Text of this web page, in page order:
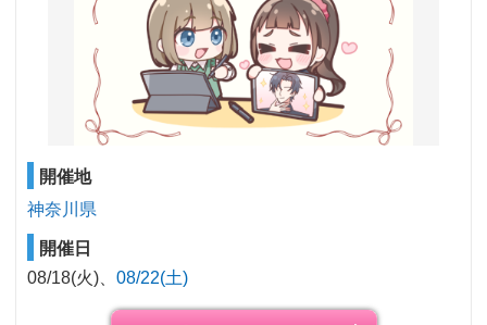
開催地
神奈川県
開催日
08/18(火)
08/22(土)